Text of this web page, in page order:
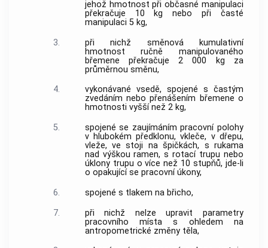
jehož hmotnost při občasné manipulaci
překračuje 10 kg nebo při časté
manipulaci 5 kg,
3.
při nichž směnová kumulativní
hmotnost ručně manipulovaného
břemene překračuje 2 000 kg za
průměrnou směnu,
4.
vykonávané vsedě, spojené s častým
zvedáním nebo přenášením břemene o
hmotnosti vyšší než 2 kg,
5.
spojené se zaujímáním pracovní polohy
v hlubokém předklonu, vkleče, v dřepu,
vleže, ve stoji na špičkách, s rukama
nad výškou ramen, s rotací trupu nebo
úklony trupu o více než 10 stupňů, jde-li
o opakující se pracovní úkony,
6.
spojené s tlakem na břicho,
7.
při nichž nelze upravit parametry
pracovního místa s ohledem na
antropometrické změny těla,